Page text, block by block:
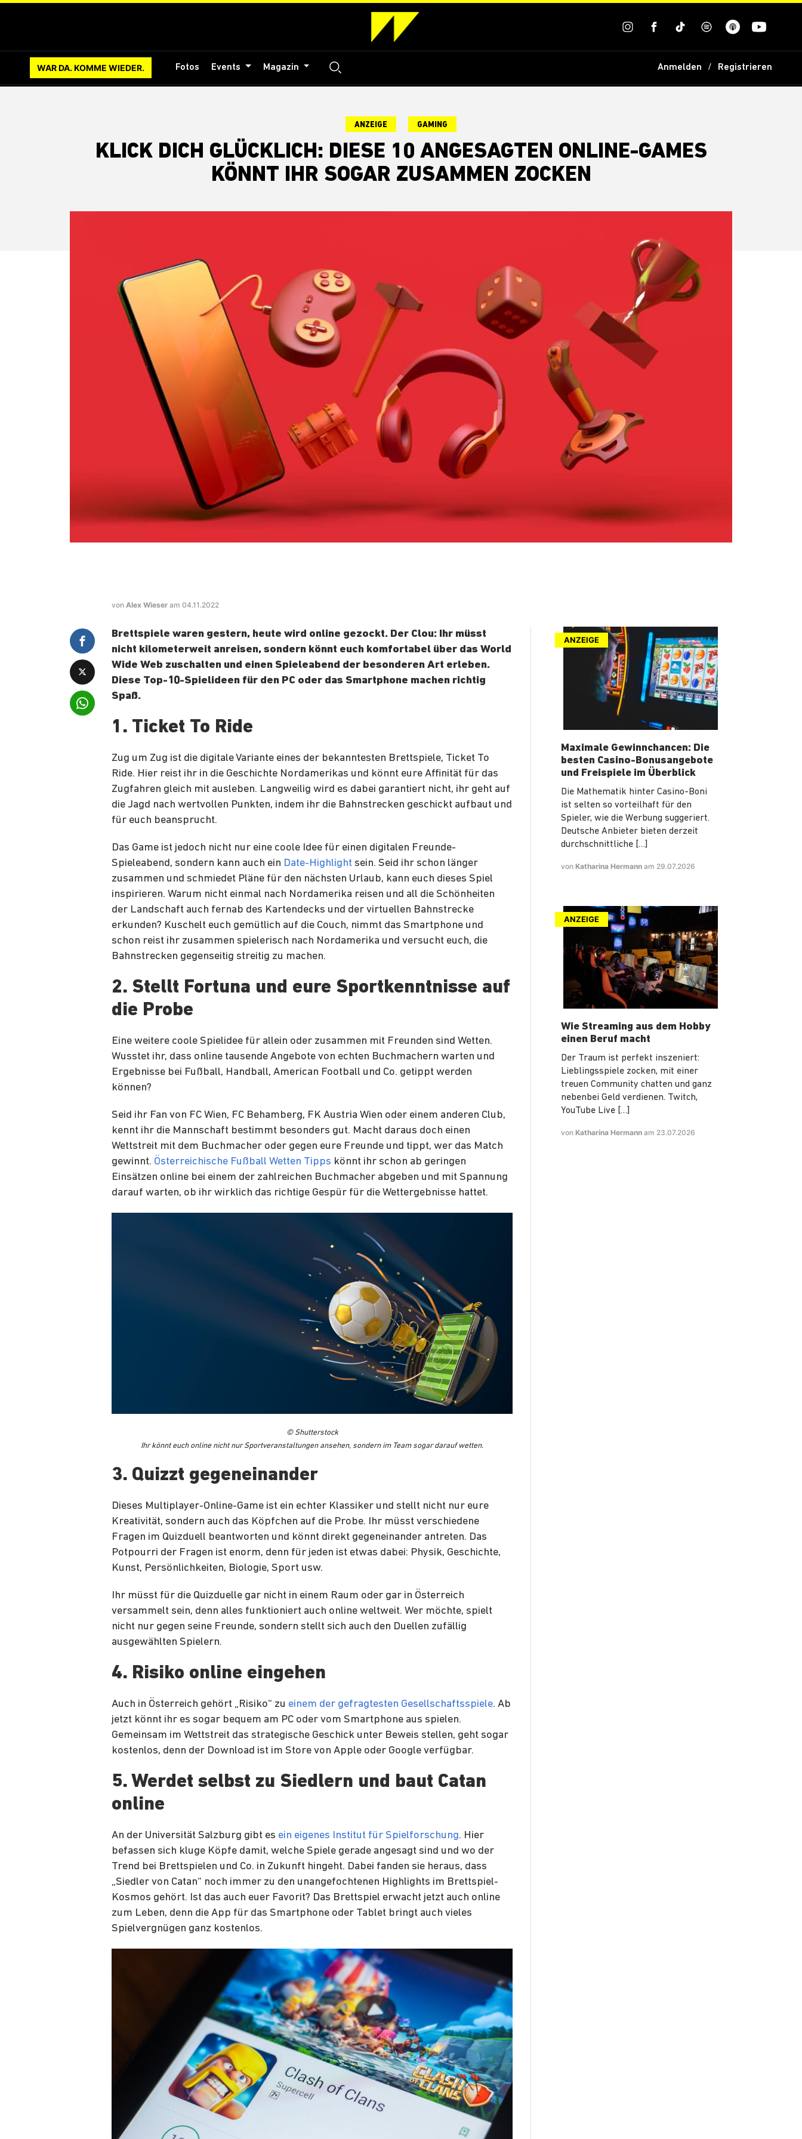
WAR DA. KOMME WIEDER. Fotos Events Magazin Anmelden Registrieren
ANZEIGE GAMING
KLICK DICH GLÜCKLICH: DIESE 10 ANGESAGTEN ONLINE-GAMES
KÖNNT IHR SOGAR ZUSAMMEN ZOCKEN
von Alex Wieser am 04.11.2022
Brettspiele waren gestern, heute wird online gezockt. Der Clou: Ihr müsst
nicht kilometerweit anreisen, sondern könnt euch komfortabel über das World
Wide Web zuschalten und einen Spieleabend der besonderen Art erleben.
Diese Top-10-Spielideen für den PC oder das Smartphone machen richtig
Spaß.
1. Ticket To Ride
Zug um Zug ist die digitale Variante eines der bekanntesten Brettspiele, Ticket To
Ride. Hier reist ihr in die Geschichte Nordamerikas und könnt eure Affinität für das
Zugfahren gleich mit ausleben. Langweilig wird es dabei garantiert nicht, ihr geht auf
die Jagd nach wertvollen Punkten, indem ihr die Bahnstrecken geschickt aufbaut und
für euch beansprucht.
Das Game ist jedoch nicht nur eine coole Idee für einen digitalen Freunde-
Spieleabend, sondern kann auch ein Date-Highlight sein. Seid ihr schon länger
zusammen und schmiedet Pläne für den nächsten Urlaub, kann euch dieses Spiel
inspirieren. Warum nicht einmal nach Nordamerika reisen und all die Schönheiten
der Landschaft auch fernab des Kartendecks und der virtuellen Bahnstrecke
erkunden? Kuschelt euch gemütlich auf die Couch, nimmt das Smartphone und
schon reist ihr zusammen spielerisch nach Nordamerika und versucht euch, die
Bahnstrecken gegenseitig streitig zu machen.
2. Stellt Fortuna und eure Sportkenntnisse auf
die Probe
Eine weitere coole Spielidee für allein oder zusammen mit Freunden sind Wetten.
Wusstet ihr, dass online tausende Angebote von echten Buchmachern warten und
Ergebnisse bei Fußball, Handball, American Football und Co. getippt werden
können?
Seid ihr Fan von FC Wien, FC Behamberg, FK Austria Wien oder einem anderen Club,
kennt ihr die Mannschaft bestimmt besonders gut. Macht daraus doch einen
Wettstreit mit dem Buchmacher oder gegen eure Freunde und tippt, wer das Match
gewinnt. Österreichische Fußball Wetten Tipps könnt ihr schon ab geringen
Einsätzen online bei einem der zahlreichen Buchmacher abgeben und mit Spannung
darauf warten, ob ihr wirklich das richtige Gespür für die Wettergebnisse hattet.
© Shutterstock
Ihr könnt euch online nicht nur Sportveranstaltungen ansehen, sondern im Team sogar darauf wetten.
3. Quizzt gegeneinander
Dieses Multiplayer-Online-Game ist ein echter Klassiker und stellt nicht nur eure
Kreativität, sondern auch das Köpfchen auf die Probe. Ihr müsst verschiedene
Fragen im Quizduell beantworten und könnt direkt gegeneinander antreten. Das
Potpourri der Fragen ist enorm, denn für jeden ist etwas dabei: Physik, Geschichte,
Kunst, Persönlichkeiten, Biologie, Sport usw.
Ihr müsst für die Quizduelle gar nicht in einem Raum oder gar in Österreich
versammelt sein, denn alles funktioniert auch online weltweit. Wer möchte, spielt
nicht nur gegen seine Freunde, sondern stellt sich auch den Duellen zufällig
ausgewählten Spielern.
4. Risiko online eingehen
Auch in Österreich gehört „Risiko“ zu einem der gefragtesten Gesellschaftsspiele. Ab
jetzt könnt ihr es sogar bequem am PC oder vom Smartphone aus spielen.
Gemeinsam im Wettstreit das strategische Geschick unter Beweis stellen, geht sogar
kostenlos, denn der Download ist im Store von Apple oder Google verfügbar.
5. Werdet selbst zu Siedlern und baut Catan
online
An der Universität Salzburg gibt es ein eigenes Institut für Spielforschung. Hier
befassen sich kluge Köpfe damit, welche Spiele gerade angesagt sind und wo der
Trend bei Brettspielen und Co. in Zukunft hingeht. Dabei fanden sie heraus, dass
„Siedler von Catan“ noch immer zu den unangefochtenen Highlights im Brettspiel-
Kosmos gehört. Ist das auch euer Favorit? Das Brettspiel erwacht jetzt auch online
zum Leben, denn die App für das Smartphone oder Tablet bringt auch vieles
Spielvergnügen ganz kostenlos.
ANZEIGE
Maximale Gewinnchancen: Die
besten Casino-Bonusangebote
und Freispiele im Überblick
Die Mathematik hinter Casino-Boni
ist selten so vorteilhaft für den
Spieler, wie die Werbung suggeriert.
Deutsche Anbieter bieten derzeit
durchschnittliche […]
vonKatharina Hermannam 29.07.2026
ANZEIGE
Wie Streaming aus dem Hobby
einen Beruf macht
Der Traum ist perfekt inszeniert:
Lieblingsspiele zocken, mit einer
treuen Community chatten und ganz
nebenbei Geld verdienen. Twitch,
YouTube Live […]
vonKatharina Hermannam 23.07.2026